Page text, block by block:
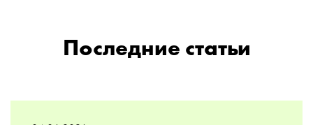
Последние статьи